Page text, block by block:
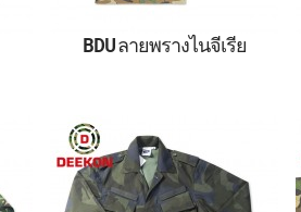
Woodland BDU สำหรับ
ไนจีเรีย
BDU ลายพรางไนจีเรีย